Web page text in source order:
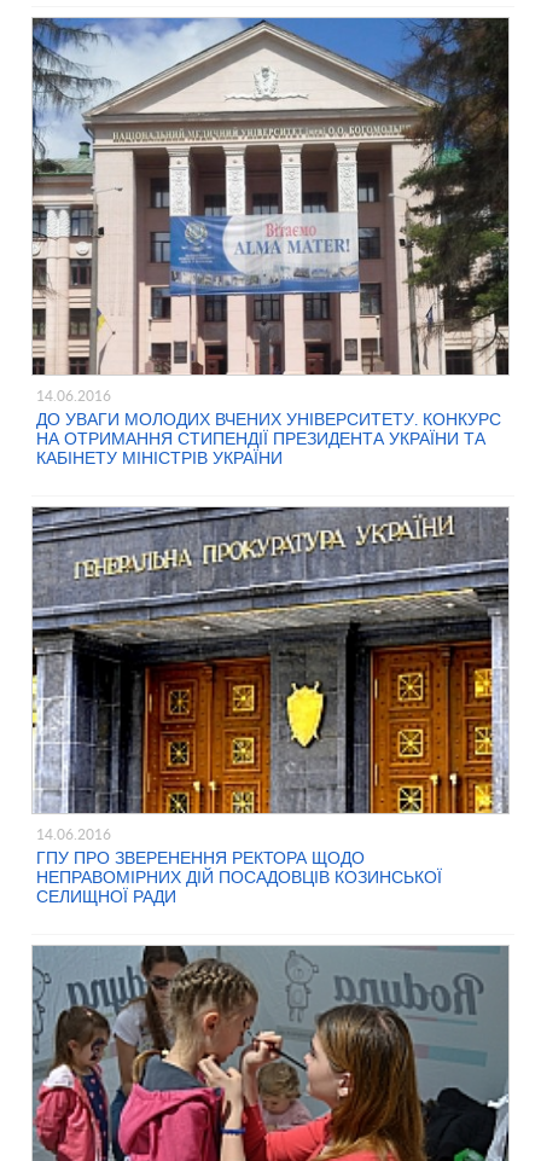
14.06.2016
ДО УВАГИ МОЛОДИХ ВЧЕНИХ УНІВЕРСИТЕТУ. КОНКУРС
НА ОТРИМАННЯ СТИПЕНДІЇ ПРЕЗИДЕНТА УКРАЇНИ ТА
КАБІНЕТУ МІНІСТРІВ УКРАЇНИ
14.06.2016
ГПУ ПРО ЗВЕРЕНЕННЯ РЕКТОРА ЩОДО
НЕПРАВОМІРНИХ ДІЙ ПОСАДОВЦІВ КОЗИНСЬКОЇ
СЕЛИЩНОЇ РАДИ